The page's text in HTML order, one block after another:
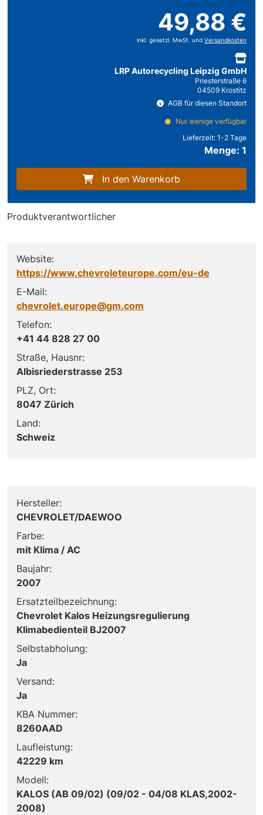
49,88 €
inkl. gesetzl. MwSt. und Versandkosten
LRP Autorecycling Leipzig GmbH
Priesterstraße 6
04509 Krostitz
AGB für diesen Standort
Nur wenige verfügbar
Lieferzeit: 1-2 Tage
Menge: 1
In den Warenkorb
Produktverantwortlicher
Website:
https://www.chevroleteurope.com/eu-de
E-Mail:
chevrolet.europe@gm.com
Telefon:
+41 44 828 27 00
Straße, Hausnr:
Albisriederstrasse 253
PLZ, Ort:
8047 Zürich
Land:
Schweiz
Hersteller:
CHEVROLET/DAEWOO
Farbe:
mit Klima / AC
Baujahr:
2007
Ersatzteilbezeichnung:
Chevrolet Kalos Heizungsregulierung
Klimabedienteil BJ2007
Selbstabholung:
Ja
Versand:
Ja
KBA Nummer:
8260AAD
Laufleistung:
42229 km
Modell:
KALOS (AB 09/02) (09/02 - 04/08 KLAS,2002-
2008)